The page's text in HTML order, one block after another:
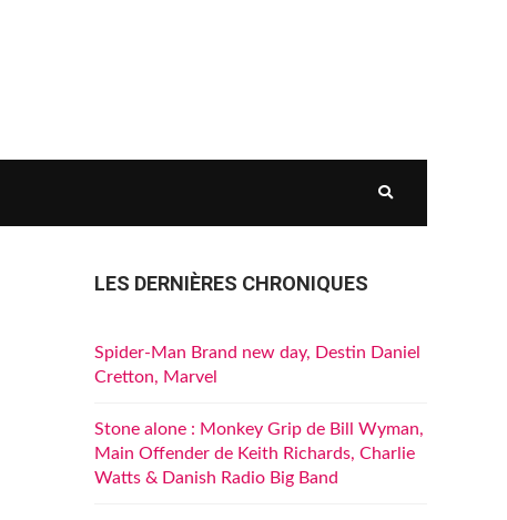
LES DERNIÈRES CHRONIQUES
Spider-Man Brand new day, Destin Daniel
Cretton, Marvel
Stone alone : Monkey Grip de Bill Wyman,
Main Offender de Keith Richards, Charlie
Watts & Danish Radio Big Band